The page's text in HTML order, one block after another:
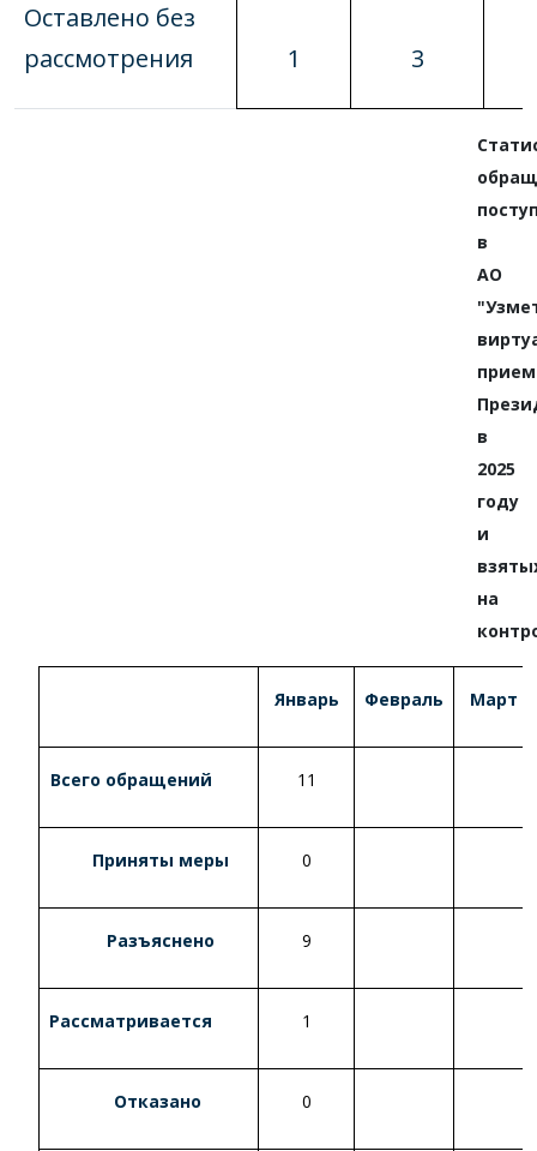
Оставлено без
рассмотрения
1 3
в
АО
в
2025
году
и
на
Январь Февраль Март
Всего обращений 11
Приняты меры 0
Разъяснено 9
Рассматривается 1
Отказано 0